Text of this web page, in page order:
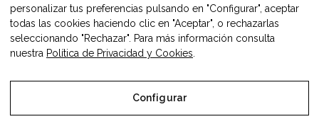
Síguenos en:
Facebook
Instagram
LinkedIn
personalizar tus preferencias pulsando en "Configurar", aceptar
todas las cookies haciendo clic en "Aceptar", o rechazarlas
seleccionando "Rechazar". Para más información consulta
nuestra Política de Privacidad y Cookies
Configurar